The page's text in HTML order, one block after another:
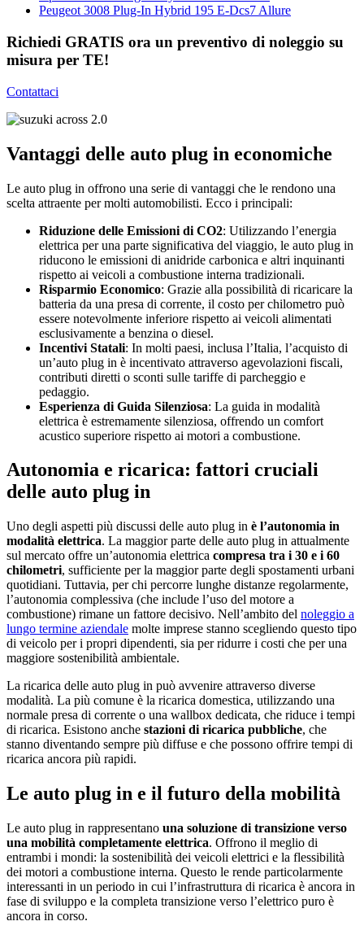
Peugeot 3008 Plug-In Hybrid 195 E-Dcs7 Allure
Richiedi GRATIS ora un preventivo di noleggio su
misura per TE!
Contattaci
Vantaggi delle auto plug in economiche
Le auto plug in offrono una serie di vantaggi che le rendono una
scelta attraente per molti automobilisti. Ecco i principali:
Riduzione delle Emissioni di CO2: Utilizzando l’energia
elettrica per una parte significativa del viaggio, le auto plug in
riducono le emissioni di anidride carbonica e altri inquinanti
rispetto ai veicoli a combustione interna tradizionali.
Risparmio Economico: Grazie alla possibilità di ricaricare la
batteria da una presa di corrente, il costo per chilometro può
essere notevolmente inferiore rispetto ai veicoli alimentati
esclusivamente a benzina o diesel.
Incentivi Statali: In molti paesi, inclusa l’Italia, l’acquisto di
un’auto plug in è incentivato attraverso agevolazioni fiscali,
contributi diretti o sconti sulle tariffe di parcheggio e
pedaggio.
Esperienza di Guida Silenziosa: La guida in modalità
elettrica è estremamente silenziosa, offrendo un comfort
acustico superiore rispetto ai motori a combustione.
Autonomia e ricarica: fattori cruciali
delle auto plug in
Uno degli aspetti più discussi delle auto plug in è l’autonomia in
modalità elettrica. La maggior parte delle auto plug in attualmente
sul mercato offre un’autonomia elettrica compresa tra i 30 e i 60
chilometri, sufficiente per la maggior parte degli spostamenti urbani
quotidiani. Tuttavia, per chi percorre lunghe distanze regolarmente,
l’autonomia complessiva (che include l’uso del motore a
combustione) rimane un fattore decisivo. Nell’ambito del noleggio a
lungo termine aziendale molte imprese stanno scegliendo questo tipo
di veicolo per i propri dipendenti, sia per ridurre i costi che per una
maggiore sostenibilità ambientale.
La ricarica delle auto plug in può avvenire attraverso diverse
modalità. La più comune è la ricarica domestica, utilizzando una
normale presa di corrente o una wallbox dedicata, che riduce i tempi
di ricarica. Esistono anche stazioni di ricarica pubbliche, che
stanno diventando sempre più diffuse e che possono offrire tempi di
ricarica ancora più rapidi.
Le auto plug in e il futuro della mobilità
Le auto plug in rappresentano una soluzione di transizione verso
una mobilità completamente elettrica. Offrono il meglio di
entrambi i mondi: la sostenibilità dei veicoli elettrici e la flessibilità
dei motori a combustione interna. Questo le rende particolarmente
interessanti in un periodo in cui l’infrastruttura di ricarica è ancora in
fase di sviluppo e la completa transizione verso l’elettrico puro è
ancora in corso.